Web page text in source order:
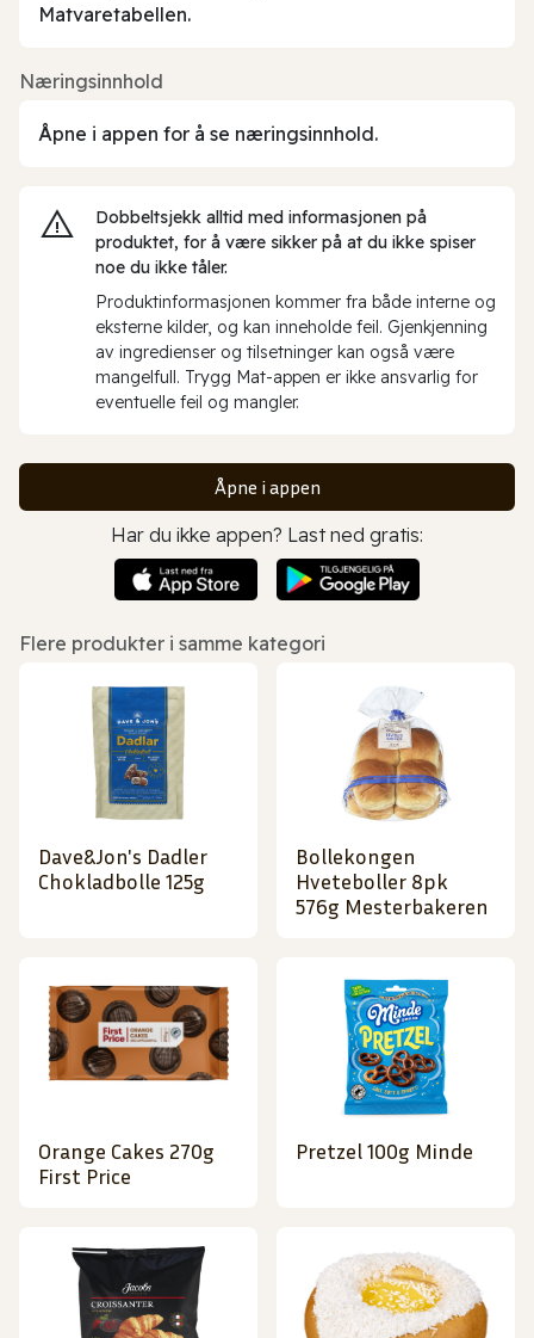
Matvaretabellen.
Næringsinnhold
Åpne i appen for å se næringsinnhold.
Dobbeltsjekk alltid med informasjonen på
produktet, for å være sikker på at du ikke spiser
noe du ikke tåler.
Produktinformasjonen kommer fra både interne og
eksterne kilder, og kan inneholde feil. Gjenkjenning
av ingredienser og tilsetninger kan også være
mangelfull. Trygg Mat-appen er ikke ansvarlig for
eventuelle feil og mangler.
Åpne i appen
Har du ikke appen? Last ned gratis:
Flere produkter i samme kategori
Dave&Jon's Dadler
Chokladbolle 125g
Bollekongen
Hveteboller 8pk
576g Mesterbakeren
Orange Cakes 270g
First Price
Pretzel 100g Minde